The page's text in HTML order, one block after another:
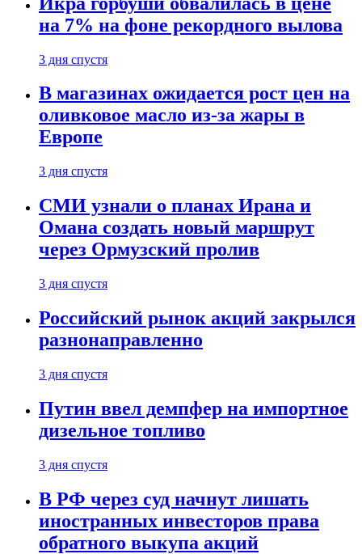
на 7% на фоне рекордного вылова
3 дня спустя
В магазинах ожидается рост цен на
оливковое масло из-за жары в
Европе
3 дня спустя
СМИ узнали о планах Ирана и
Омана создать новый маршрут
через Ормузский пролив
3 дня спустя
Российский рынок акций закрылся
разнонаправленно
3 дня спустя
Путин ввел демпфер на импортное
дизельное топливо
3 дня спустя
В РФ через суд начнут лишать
иностранных инвесторов права
обратного выкупа акций